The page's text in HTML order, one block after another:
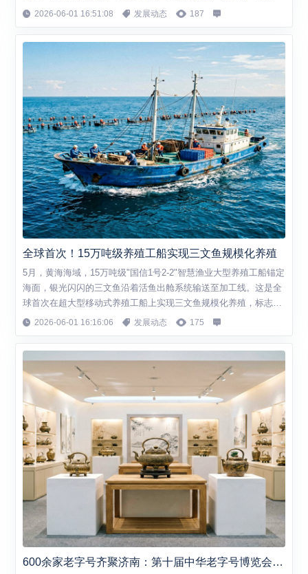
创中心将精准招引产业链龙头、创新型企业入驻，打造集研发、孵
2026-06-01 16:51:08 发展动态 187
全球首次！15万吨级养殖工船实现三文鱼规模化养殖
5月，黄海海域，15万吨级"国信1号2-2"智慧渔业大型养殖工船锚定
海面，银光闪闪的三文鱼沿着活鱼出舱系统输送至加工线。这是全
球首次在超大型移动式养殖工船上实现三文鱼规模化养殖，标志着
山东智慧渔业取得重大突破。 山东是海洋大省，海岸线长3345公
备、海洋...
2026-06-01 16:16:06 发展动态 175
600余家老字号齐聚济南：第十届中华老字号博览会亮点纷呈